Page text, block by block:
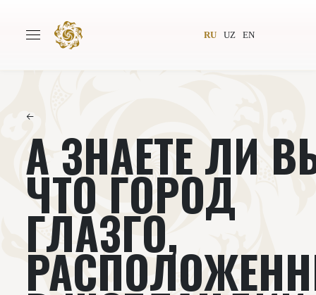
RU UZ EN
Авторы Всемирное общество
Издательство Новости
Проекты
Книги Видеолекторий
←
А ЗНАЕТЕ ЛИ
ЧТО ГОРОД
ГЛАЗГО,